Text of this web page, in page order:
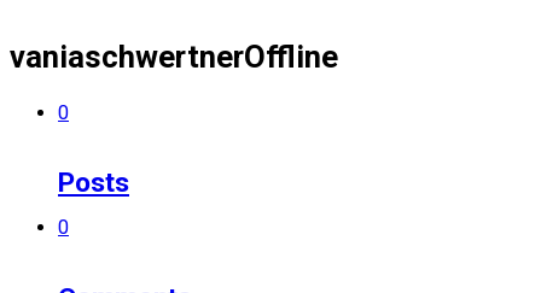
vaniaschwertnerOffline
0
Posts
0